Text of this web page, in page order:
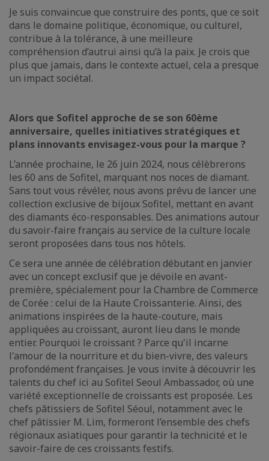
Je suis convaincue que construire des ponts, que ce soit
dans le domaine politique, économique, ou culturel,
contribue à la tolérance, à une meilleure
compréhension d’autrui ainsi qu’à la paix. Je crois que
plus que jamais, dans le contexte actuel, cela a presque
un impact sociétal.
Alors que Sofitel approche de se son 60ème
anniversaire, quelles initiatives stratégiques et
plans innovants envisagez-vous pour la marque ?
L’année prochaine, le 26 juin 2024, nous célèbrerons
les 60 ans de Sofitel, marquant nos noces de diamant.
Sans tout vous révéler, nous avons prévu de lancer une
collection exclusive de bijoux Sofitel, mettant en avant
des diamants éco-responsables. Des animations autour
du savoir-faire français au service de la culture locale
seront proposées dans tous nos hôtels.
Ce sera une année de célébration débutant en janvier
avec un concept exclusif que je dévoile en avant-
première, spécialement pour la Chambre de Commerce
de Corée : celui de la Haute Croissanterie. Ainsi, des
animations inspirées de la haute-couture, mais
appliquées au croissant, auront lieu dans le monde
entier. Pourquoi le croissant ? Parce qu'il incarne
l'amour de la nourriture et du bien-vivre, des valeurs
profondément françaises. Je vous invite à découvrir les
talents du chef ici au Sofitel Seoul Ambassador, où une
variété exceptionnelle de croissants est proposée. Les
chefs pâtissiers de Sofitel Séoul, notamment avec le
chef pâtissier M. Lim, formeront l’ensemble des chefs
régionaux asiatiques pour garantir la technicité et le
savoir-faire de ces croissants festifs.